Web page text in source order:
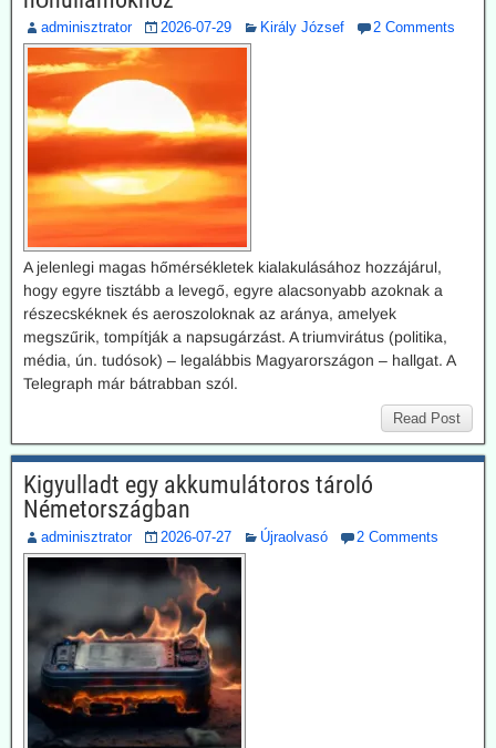
adminisztrator 2026-07-29 Király József 2 Comments
A jelenlegi magas hőmérsékletek kialakulásához hozzájárul,
hogy egyre tisztább a levegő, egyre alacsonyabb azoknak a
részecskéknek és aeroszoloknak az aránya, amelyek
megszűrik, tompítják a napsugárzást. A triumvirátus (politika,
média, ún. tudósok) – legalábbis Magyarországon – hallgat. A
Telegraph már bátrabban szól.
Read Post
Kigyulladt egy akkumulátoros tároló
Németországban
adminisztrator 2026-07-27 Újraolvasó 2 Comments